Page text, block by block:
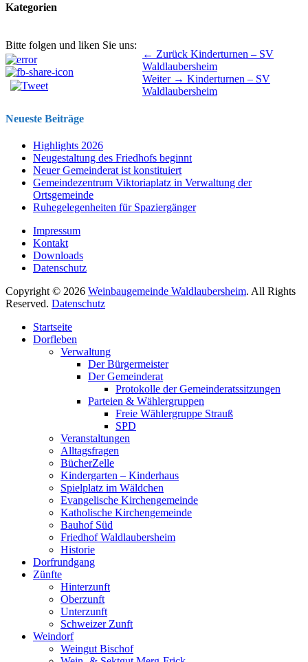
Kategorien
Bitte folgen und liken Sie uns:
Beitragsnavigation ← Zurück Vorhergehender
Beitrag:
Kinderturnen – SV
Waldlaubersheim
Weiter → Nächster
Beitrag:
Kinderturnen – SV
Waldlaubersheim
Neueste Beiträge
Highlights 2026
Neugestaltung des Friedhofs beginnt
Neuer Gemeinderat ist konstituiert
Gemeindezentrum Viktoriaplatz in Verwaltung der
Ortsgemeinde
Ruhegelegenheiten für Spaziergänger
Impressum
Kontakt
Downloads
Datenschutz
Copyright © 2026 Weinbaugemeinde Waldlaubersheim. All Rights
Reserved. Datenschutz
oben
scrollen
Startseite
Dorfleben
Verwaltung
Der Bürgermeister
Der Gemeinderat
Protokolle der Gemeinderatssitzungen
Parteien & Wählergruppen
Freie Wählergruppe Strauß
SPD
Veranstaltungen
Alltagsfragen
BücherZelle
Kindergarten – Kinderhaus
Spielplatz im Wäldchen
Evangelische Kirchengemeinde
Katholische Kirchengemeinde
Bauhof Süd
Friedhof Waldlaubersheim
Historie
Dorfrundgang
Zünfte
Hinterzunft
Oberzunft
Unterzunft
Schweizer Zunft
Weindorf
Weingut Bischof